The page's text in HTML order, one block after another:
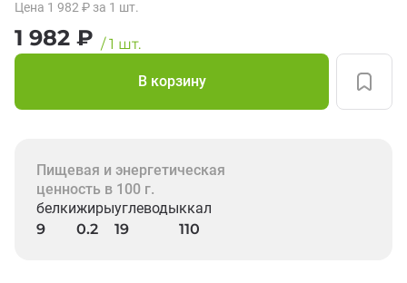
Цена 1 982 ₽ за 1 шт.
1 982 ₽ /1 шт.
В корзину
Пищевая и энергетическая
ценность в 100 г.
белки
9
жиры
0.2
углеводы
19
ккал
110